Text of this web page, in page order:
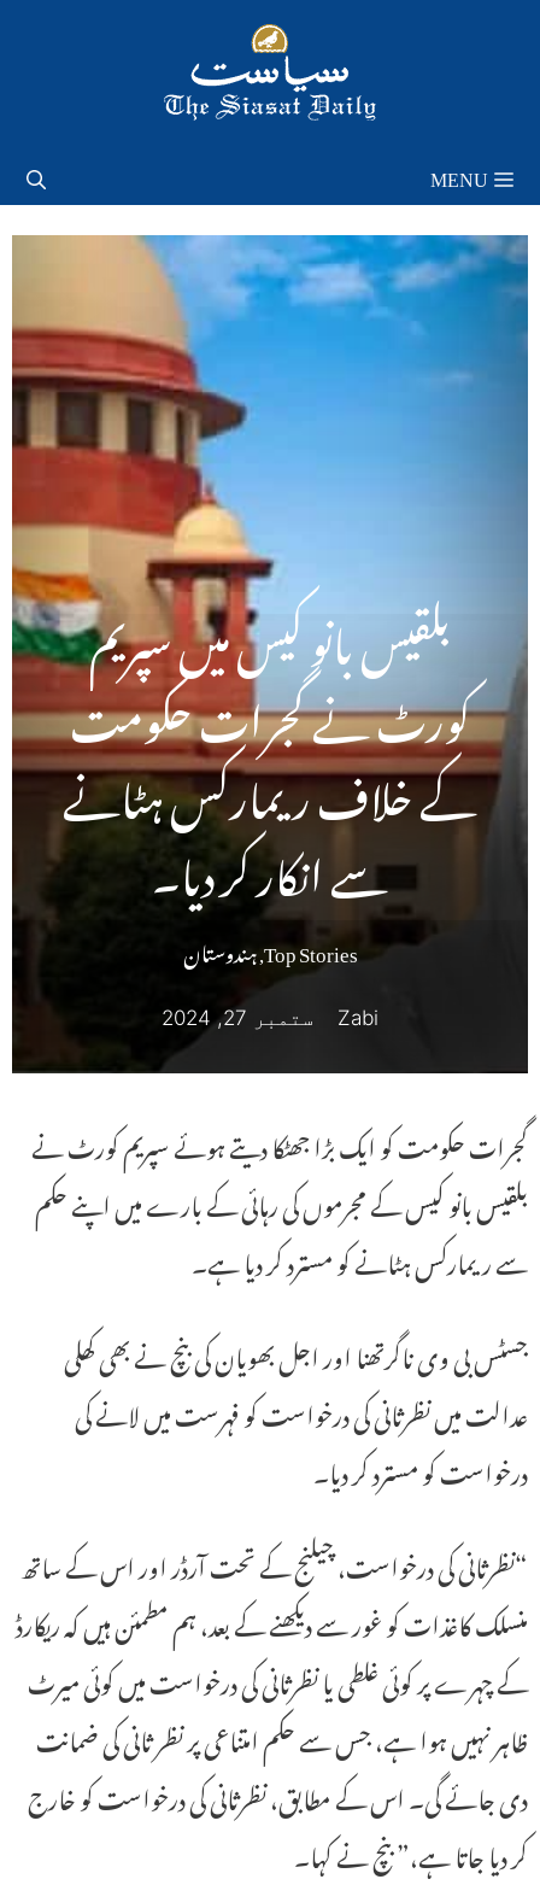
MENU
بلقیس بانو کیس میں سپریم
کورٹ نے گجرات حکومت
کے خلاف ریمارکس ہٹانے
سے انکار کر دیا۔
Top Stories
,ہندوستان
Zabi ستمبر 27, 2024
گجرات حکومت کو ایک بڑا جھٹکا دیتے ہوئے سپریم کورٹ نے
بلقیس بانو کیس کے مجرموں کی رہائی کے بارے میں اپنے حکم
سے ریمارکس ہٹانے کو مسترد کر دیا ہے۔
جسٹس بی وی ناگرتھنا اور اجل بھویان کی بنچ نے بھی کھلی
عدالت میں نظرثانی کی درخواست کو فہرست میں لانے کی
درخواست کو مسترد کر دیا۔
“نظرثانی کی درخواست، چیلنج کے تحت آرڈر اور اس کے ساتھ
منسلک کاغذات کو غور سے دیکھنے کے بعد، ہم مطمئن ہیں کہ ریکارڈ
کے چہرے پر کوئی غلطی یا نظرثانی کی درخواست میں کوئی میرٹ
ظاہر نہیں ہوا ہے، جس سے حکم امتناعی پر نظر ثانی کی ضمانت
دی جائے گی۔ اس کے مطابق، نظرثانی کی درخواست کو خارج
کر دیا جاتا ہے،” بنچ نے کہا۔